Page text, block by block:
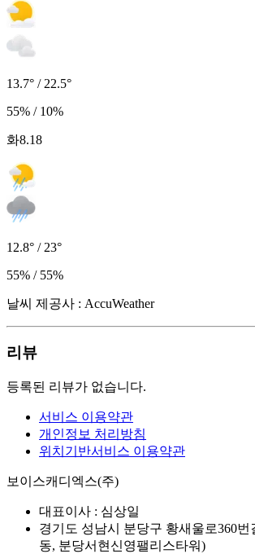
13.7° / 22.5°
55% / 10%
화8.18
12.8° / 23°
55% / 55%
날씨 제공사 : AccuWeather
리뷰
등록된 리뷰가 없습니다.
서비스 이용약관
개인정보 처리방침
위치기반서비스 이용약관
보이스캐디엑스(주)
대표이사 : 심상일
경기도 성남시 분당구 황새울로360번
동, 분당서현신영팰리스타워)